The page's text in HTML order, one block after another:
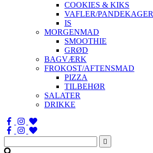
COOKIES & KIKS
VAFLER/PANDEKAGER
IS
MORGENMAD
SMOOTHIE
GRØD
BAGVÆRK
FROKOST/AFTENSMAD
PIZZA
TILBEHØR
SALATER
DRIKKE
Søg
efter: